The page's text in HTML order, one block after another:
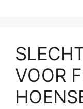
VOOR